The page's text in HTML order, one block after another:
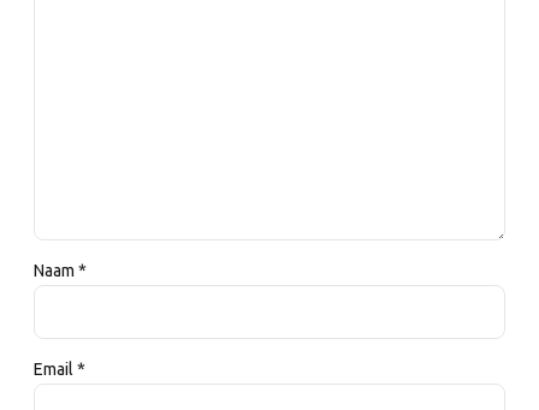
Naam *
Email *